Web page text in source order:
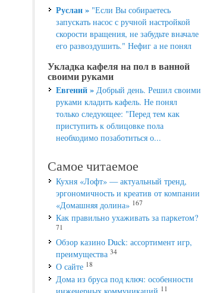
Руслан »"Если Вы собираетесь
запускать насос с ручной настройкой
скорости вращения, не забудьте вначале
его развоздушить." Нефиг а не понял
Укладка кафеля на пол в ванной
своими руками
Евгений »Добрый день. Решил своими
руками кладить кафель. Не понял
только следующее: "Перед тем как
приступить к облицовке пола
необходимо позаботиться о...
Самое читаемое
Кухня «Лофт» — актуальный тренд,
эргономичность и креатив от компании
«Домашняя долина» 167
Как правильно ухаживать за паркетом?
71
Обзор казино Duck: ассортимент игр,
преимущества 34
О сайте 18
Дома из бруса под ключ: особенности
11